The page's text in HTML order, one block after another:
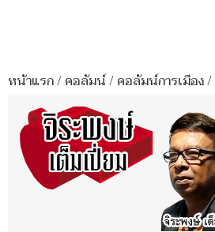
หน้าแรก/คอลัมน์/คอลัมน์การเมือง/